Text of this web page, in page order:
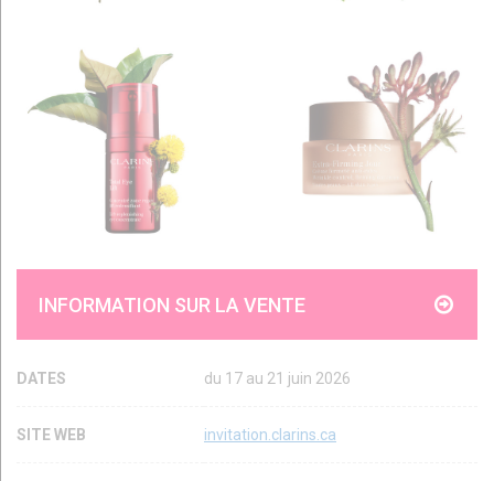
INFORMATION SUR LA VENTE
DATES du 17 au 21 juin 2026
SITE WEB invitation.clarins.ca